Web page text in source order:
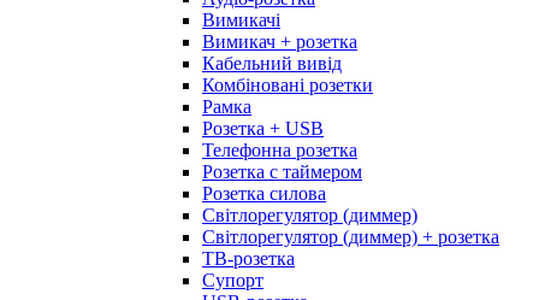
Вимикачі
Вимикач + розетка
Кабельний вивід
Комбіновані розетки
Рамка
Розетка + USB
Телефонна розетка
Розетка с таймером
Розетка силова
Світлорегулятор (диммер)
Світлорегулятор (диммер) + розетка
ТВ-розетка
Супорт